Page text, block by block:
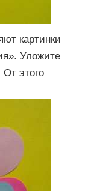
картинки
Уложите
этого